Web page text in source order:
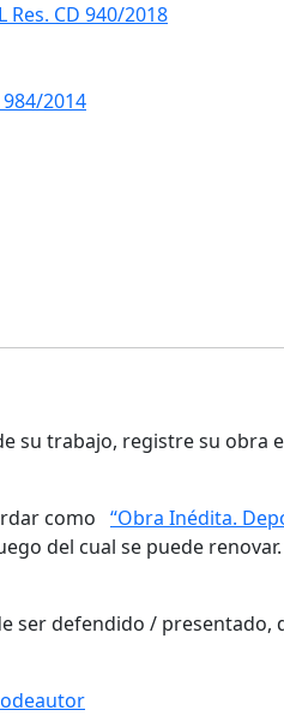
CD 940/2018
2014
su trabajo, registre su obra
como “Obra Inédita.
del cual se puede
ser defendido / presentado,